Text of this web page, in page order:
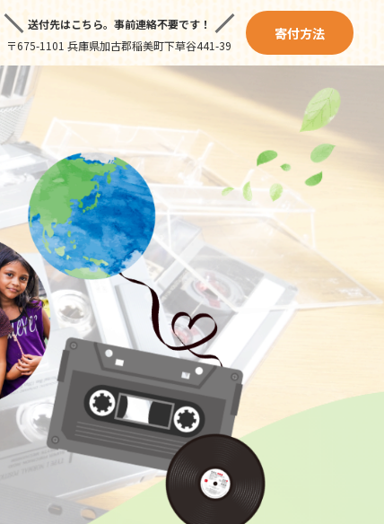
送付先はこちら。 事前連絡不要です！
〒675-1101 兵庫県加古郡稲美町下草谷441-39
寄付方法